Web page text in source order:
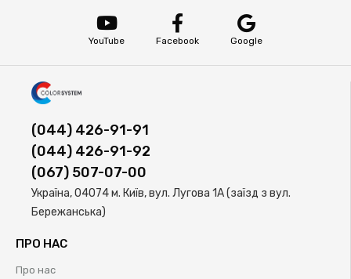
YouTube Facebook Google
(044) 426-91-91
(044) 426-91-92
(067) 507-07-00
Україна, 04074 м. Київ, вул. Лугова 1А (заїзд з вул.
Бережанська)
ПРО НАС
Про нас